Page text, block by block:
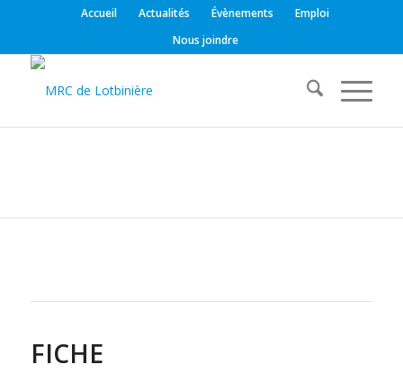
Accueil Actualités Évènements
Emploi
Nous joindre
FICHE